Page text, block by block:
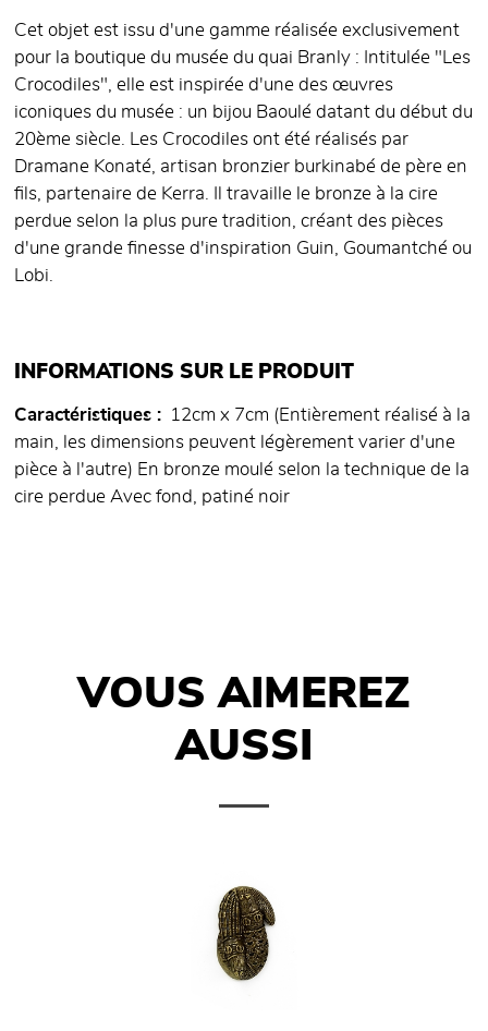
Cet objet est issu d'une gamme réalisée exclusivement
pour la boutique du musée du quai Branly : Intitulée "Les
Crocodiles", elle est inspirée d'une des œuvres
iconiques du musée : un bijou Baoulé datant du début du
20ème siècle. Les Crocodiles ont été réalisés par
Dramane Konaté, artisan bronzier burkinabé de père en
fils, partenaire de Kerra. Il travaille le bronze à la cire
perdue selon la plus pure tradition, créant des pièces
d'une grande finesse d'inspiration Guin, Goumantché ou
Lobi.
INFORMATIONS SUR LE PRODUIT
Caractéristiques
12cm x 7cm (Entièrement réalisé à la
main, les dimensions peuvent légèrement varier d'une
pièce à l'autre) En bronze moulé selon la technique de la
cire perdue Avec fond, patiné noir
VOUS AIMEREZ
AUSSI